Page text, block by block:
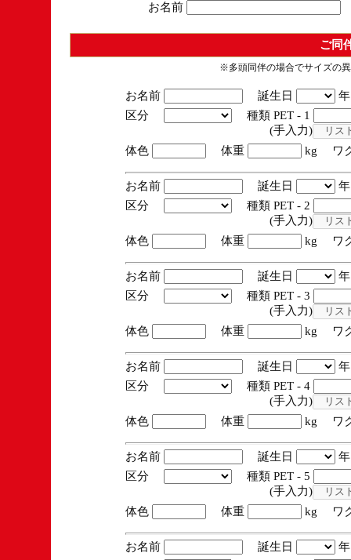
お名前
ご同
※多頭同伴の場合でサイズの
お名前 誕生日
区分
種類 PET - 1
(手入力)
体色
体重 kg ワ
お名前 誕生日
区分
種類 PET - 2
(手入力)
体色
体重 kg ワ
お名前 誕生日
区分
種類 PET - 3
(手入力)
体色
体重 kg ワ
お名前 誕生日
区分
種類 PET - 4
(手入力)
体色
体重 kg ワ
お名前 誕生日
区分
種類 PET - 5
(手入力)
体色
体重 kg ワ
お名前 誕生日